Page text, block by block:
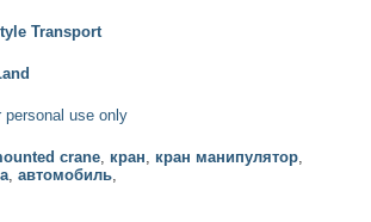
Transport
personal use only
crane, кран, кран манипулятор,
, автомобиль,